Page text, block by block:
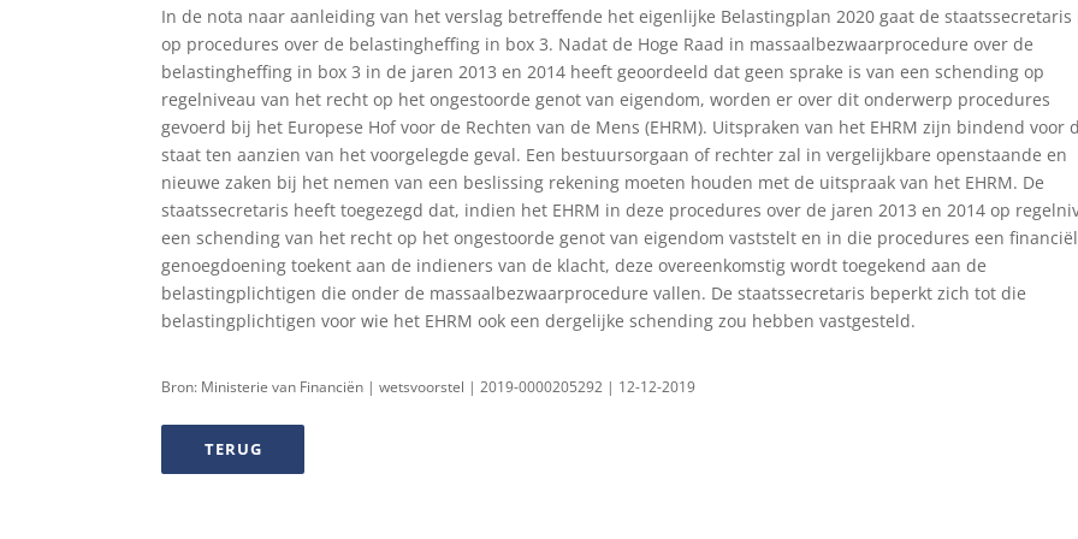
In de nota naar aanleiding van het verslag betreffende het eigenlijke Belastingplan 2020 gaat de staatssecretaris
op procedures over de belastingheffing in box 3. Nadat de Hoge Raad in massaalbezwaarprocedure over de
belastingheffing in box 3 in de jaren 2013 en 2014 heeft geoordeeld dat geen sprake is van een schending op
regelniveau van het recht op het ongestoorde genot van eigendom, worden er over dit onderwerp procedures
gevoerd bij het Europese Hof voor de Rechten van de Mens (EHRM). Uitspraken van het EHRM zijn bindend voor
staat ten aanzien van het voorgelegde geval. Een bestuursorgaan of rechter zal in vergelijkbare openstaande en
nieuwe zaken bij het nemen van een beslissing rekening moeten houden met de uitspraak van het EHRM. De
staatssecretaris heeft toegezegd dat, indien het EHRM in deze procedures over de jaren 2013 en 2014 op
een schending van het recht op het ongestoorde genot van eigendom vaststelt en in die procedures een
genoegdoening toekent aan de indieners van de klacht, deze overeenkomstig wordt toegekend aan de
belastingplichtigen die onder de massaalbezwaarprocedure vallen. De staatssecretaris beperkt zich tot die
belastingplichtigen voor wie het EHRM ook een dergelijke schending zou hebben vastgesteld.
Bron: Ministerie van Financiën | wetsvoorstel | 2019-0000205292 | 12-12-2019
TERUG